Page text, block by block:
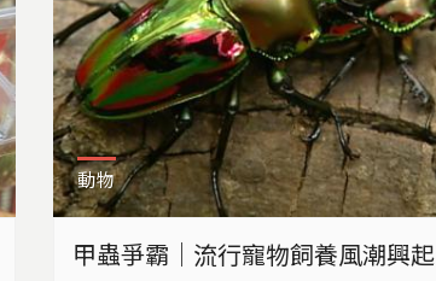
動物
甲蟲爭霸｜流行寵物飼養風潮興起